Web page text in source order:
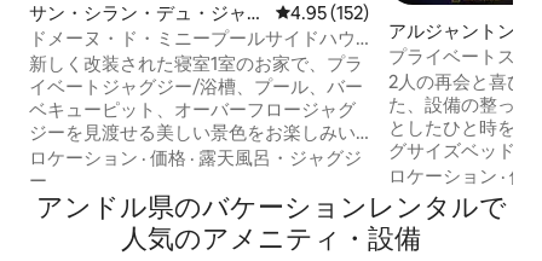
サン・シラン・デュ・ジャン
ボの一軒家
レビュー152件、5つ星中4.95つ
4.95 (152)
ドメーヌ・ド・ミニープールサイドハウ
ス
新しく改装された寝室1室のお家で、プラ
イベートジャグジー/浴槽、プール、バー
ベキューピット、オーバーフロージャグ
ジーを見渡せる美しい景色をお楽しみい
ただけます。プールは、ほかの小さな宿
泊施設1軒と共有です。15世紀のシャトー
と種馬農場の敷地内に位置し、40エーカ
ーの美しい田園地帯と素敵な散策道があ
ります。 素晴らしい専用バスルームと豪
ロケーション · 価格 · 露天風呂・ジャグジ
ー
アルジャントン・
ルーズのマンショ
プライベートスパ
Nous」 サウナ
2人の再会と喜び
た、設備の整った
としたひと時をお
グサイズベッド（
バスタブ＋天井
ー 2名様用のプ
で親密な、まっ
ビーイングと貴重
ロケーション ·価
アンドル県のバケーションレンタルで
人気のアメニティ・設備